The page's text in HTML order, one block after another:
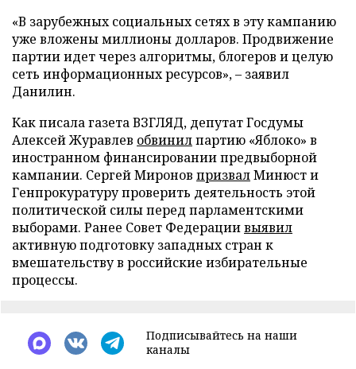
«В зарубежных социальных сетях в эту кампанию
уже вложены миллионы долларов. Продвижение
партии идет через алгоритмы, блогеров и целую
сеть информационных ресурсов», – заявил
Данилин.
Как писала газета ВЗГЛЯД, депутат Госдумы
Алексей Журавлев обвинилпартию «Яблоко» в
иностранном финансировании предвыборной
кампании. Сергей Миронов призвалМинюст и
Генпрокуратуру проверить деятельность этой
политической силы перед парламентскими
выборами. Ранее Совет Федерациивыявил
активную подготовку западных стран к
вмешательству в российские избирательные
процессы.
Подписывайтесь на наши
каналы